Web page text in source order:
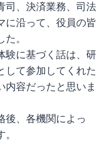
司、決済業務、司法
に沿って、役員の皆
。
験に基づく話は、研
して参加してくれた
内容だったと思いま
後、各機関によっ